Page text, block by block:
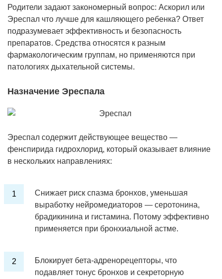
Родители задают закономерный вопрос: Аскорил или
Эреспал что лучше для кашляющего ребенка? Ответ
подразумевает эффективность и безопасность
препаратов. Средства относятся к разным
фармакологическим группам, но применяются при
патологиях дыхательной системы.
Назначение Эреспала
Эреспал содержит действующее вещество —
фенспирида гидрохлорид, который оказывает влияние
в нескольких направлениях:
Снижает риск спазма бронхов, уменьшая
выработку нейромедиаторов — серотонина,
брадикинина и гистамина. Потому эффективно
применяется при бронхиальной астме.
Блокирует бета-адренорецепторы, что
подавляет тонус бронхов и секреторную